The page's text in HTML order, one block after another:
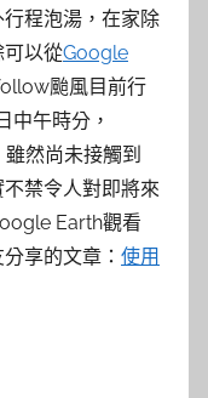
程泡湯，在家除
可以從Google
颱風目前行
中午時分，
然尚未接觸到
禁令人對即將來
Earth觀看
享的文章： 使用